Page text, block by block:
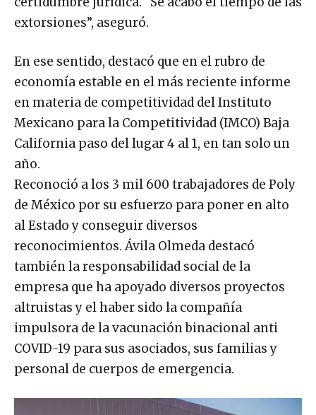
extorsiones”, aseguró.
En ese sentido, destacó que en el rubro de
economía estable en el más reciente informe
en materia de competitividad del Instituto
Mexicano para la Competitividad (IMCO) Baja
California paso del lugar 4 al 1, en tan solo un
año.
Reconoció a los 3 mil 600 trabajadores de Poly
de México por su esfuerzo para poner en alto
al Estado y conseguir diversos
reconocimientos. Ávila Olmeda destacó
también la responsabilidad social de la
empresa que ha apoyado diversos proyectos
altruistas y el haber sido la compañía
impulsora de la vacunación binacional anti
COVID-19 para sus asociados, sus familias y
personal de cuerpos de emergencia.